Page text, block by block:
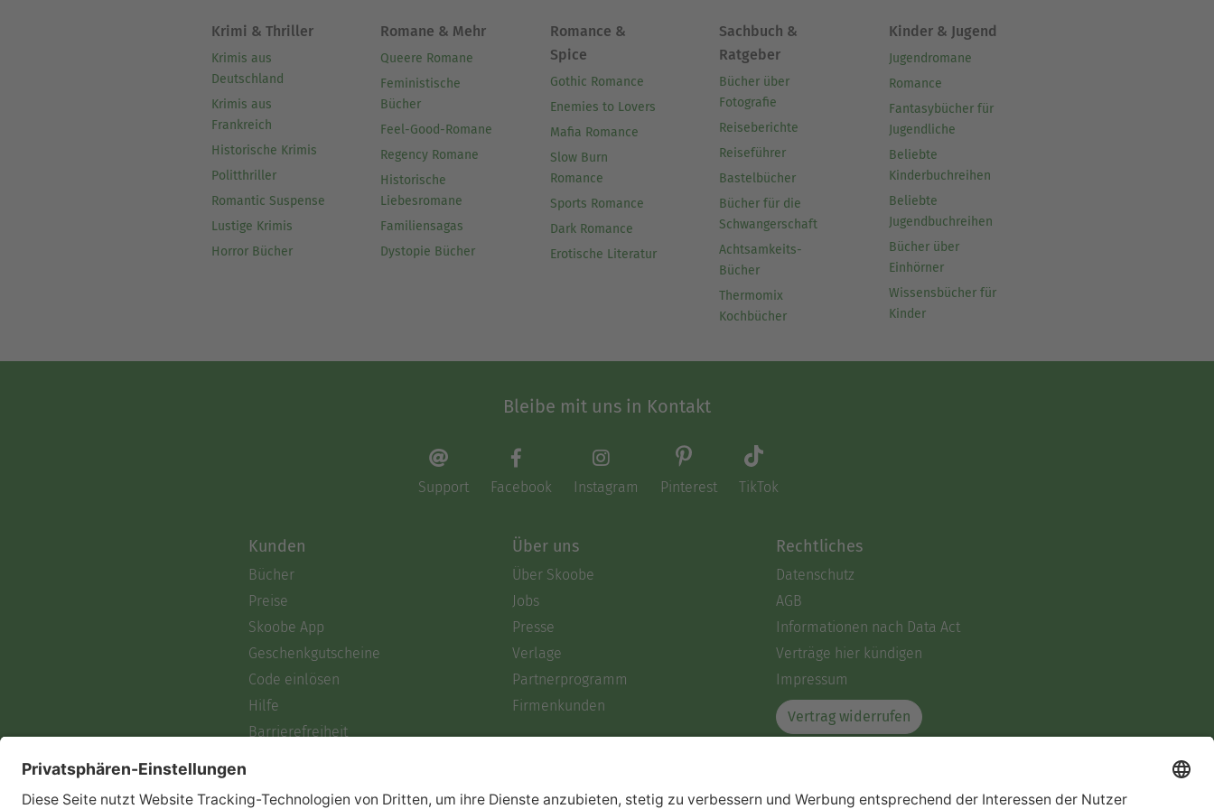
Krimi & Thriller
Krimis aus
Deutschland
Krimis aus
Frankreich
Historische Krimis
Politthriller
Romantic Suspense
Lustige Krimis
Horror Bücher
Romane & Mehr
Queere Romane
Feministische
Bücher
Feel-Good-Romane
Regency Romane
Historische
Liebesromane
Familiensagas
Dystopie Bücher
Romance &
Spice
Gothic Romance
Enemies to Lovers
Mafia Romance
Slow Burn
Romance
Sports Romance
Dark Romance
Erotische Literatur
Sachbuch &
Ratgeber
Bücher über
Fotografie
Reiseberichte
Reiseführer
Bastelbücher
Bücher für die
Schwangerschaft
Achtsamkeits-
Bücher
Thermomix
Kochbücher
Kinder & Jugend
Jugendromane
Romance
Fantasybücher für
Jugendliche
Beliebte
Kinderbuchreihen
Beliebte
Jugendbuchreihen
Bücher über
Einhörner
Wissensbücher für
Kinder
Bleibe mit uns in Kontakt
Support Facebook Instagram Pinterest TikTok
Kunden
Bücher
Preise
Skoobe App
Geschenkgutscheine
Code einlösen
Hilfe
Barrierefreiheit
Über uns
Über Skoobe
Jobs
Presse
Verlage
Partnerprogramm
Firmenkunden
Rechtliches
Datenschutz
AGB
Informationen nach Data Act
Verträge hier kündigen
Impressum
Vertrag widerrufen